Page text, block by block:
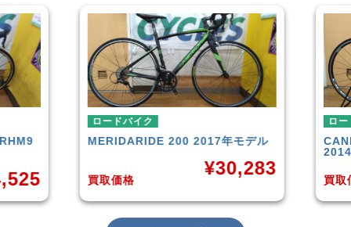
ロードバイク
MERIDARIDE 200 2017年モデル
買取価格
¥30,283
ロー
買取